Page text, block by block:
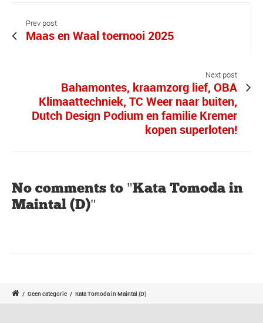
Prev post
Maas en Waal toernooi 2025
Next post
Bahamontes, kraamzorg lief, OBA
Klimaattechniek, TC Weer naar buiten,
Dutch Design Podium en familie Kremer
kopen superloten!
No comments to "Kata Tomoda in
Maintal (D)"
/ Geen categorie / Kata Tomoda in Maintal (D)